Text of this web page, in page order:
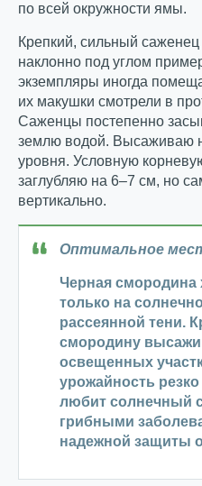
по всей окружности ямы.
Крепкий, сильный
наклонно под углом
экземпляры иногда
их макушки смотрели в
Саженцы постепенно
землю водой. Высаживаю
уровня. Условную
заглубляю на 6–7 см, но
вертикально.
Оптимальное
Черная смородина
только на
рассеянной тени.
смородину
освещенных
урожайность
любит солнечный
грибными
надежной защиты